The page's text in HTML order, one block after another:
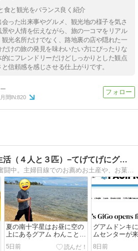
食と観光をバランス良く紹介
った出来事やグルメ、観光地の様子を気さ
や人情を伝えながら、旅の一コマをリアル
光名所だけでなく、路地裏の店や隠れた一
けの旅の発見を味わいたい方にぴったりな
にフレンドリーだけどしっかりとした観点
信頼感を感じさせる仕上がりです。
月間IN:820
寅ママのグアム生活（４人と３匹）−てげてげにグアム生活ー
夏の南十字星はお昼に空の
上にあるグアム わんことア
ガニャ湾
5日前
グアムドンキ
ムセンターが
ーケイド
8日前